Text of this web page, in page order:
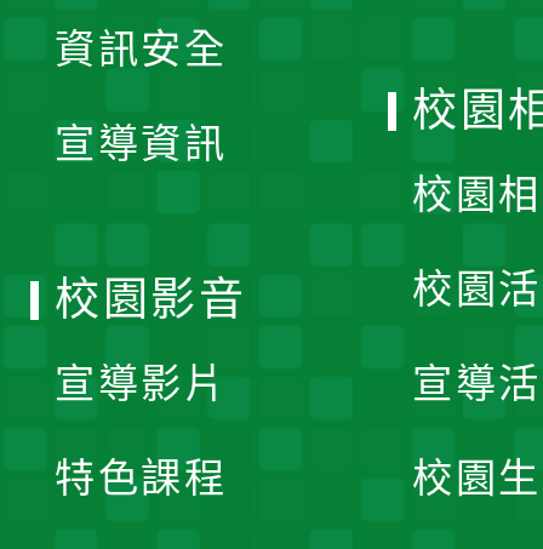
資訊安全
宣導資訊
校園
校園
校園
宣導
校園
校園影音
宣導影片
特色課程